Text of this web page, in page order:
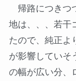
帰路につきつ
地は、、、若
たので、純正よ
が影響していそ
の幅が広い分、